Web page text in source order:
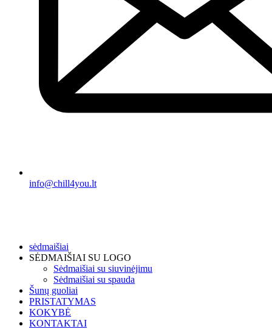
info@chill4you.lt
sėdmaišiai
SĖDMAIŠIAI SU LOGO
Sėdmaišiai su siuvinėjimu
Sėdmaišiai su spauda
Šunų guoliai
PRISTATYMAS
KOKYBĖ
KONTAKTAI